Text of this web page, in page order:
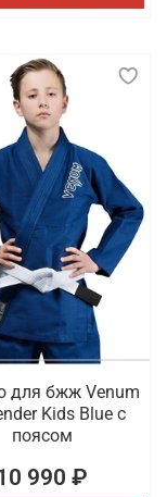
для бжж Venum
Kids Blue с
поясом
990 ₽